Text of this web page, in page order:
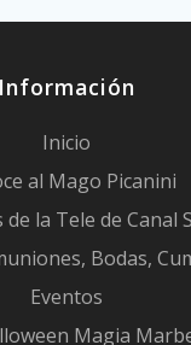
Información
Inicio
al Mago Picanini
de la Tele de Canal
Bodas,
Eventos
Magia